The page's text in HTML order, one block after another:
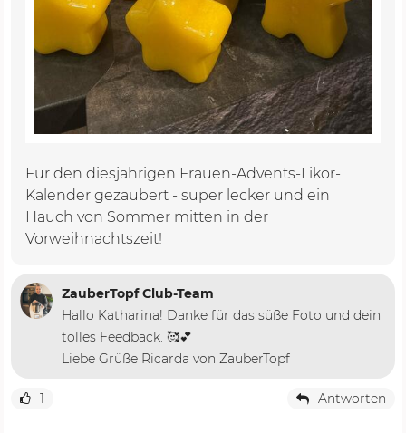
Für den diesjährigen Frauen-Advents-Likör-
Kalender gezaubert - super lecker und ein
Hauch von Sommer mitten in der
Vorweihnachtszeit!
ZauberTopf Club-Team
Hallo Katharina! Danke für das süße Foto und dein
tolles Feedback. 🥰💕
Liebe Grüße Ricarda von ZauberTopf
1 Antworten